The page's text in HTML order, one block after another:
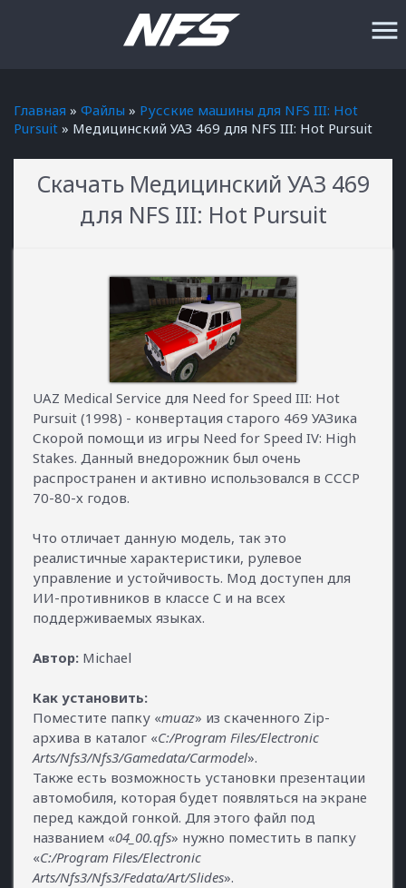
menu
Главная » Файлы » Русские машины для NFS III: Hot
Pursuit » Медицинский УАЗ 469 для NFS III: Hot Pursuit
Скачать Медицинский УАЗ 469
для NFS III: Hot Pursuit
UAZ Medical Service для Need for Speed III: Hot
Pursuit (1998) - конвертация старого 469 УАЗика
Скорой помощи из игры Need for Speed IV: High
Stakes. Данный внедорожник был очень
распространен и активно использовался в СССР
70-80-х годов.
Что отличает данную модель, так это
реалистичные характеристики, рулевое
управление и устойчивость. Мод доступен для
ИИ-противников в классе C и на всех
поддерживаемых языках.
Автор: Michael
Как установить:
Поместите папку «muaz» из скаченного Zip-
архива в каталог «C:/Program Files/Electronic
Arts/Nfs3/Nfs3/Gamedata/Carmodel».
Также есть возможность установки презентации
автомобиля, которая будет появляться на экране
перед каждой гонкой. Для этого файл под
названием «04_00.qfs» нужно поместить в папку
«C:/Program Files/Electronic
Arts/Nfs3/Nfs3/Fedata/Art/Slides».